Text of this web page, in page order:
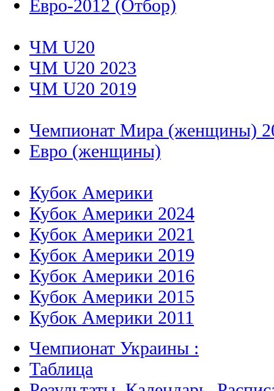
Евро-2012 (Отбор)
ЧМ U20
ЧМ U20 2023
ЧМ U20 2019
Чемпионат Мира (женщины)
Евро (женщины)
Кубок Америки
Кубок Америки 2024
Кубок Америки 2021
Кубок Америки 2019
Кубок Америки 2016
Кубок Америки 2015
Кубок Америки 2011
Чемпионат Украины :
Таблица